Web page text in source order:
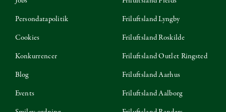
Persondatapolitik
Cookies
Konkurrencer
Blog
Events
Friluftsland Lyngby
Friluftsland Roskilde
Friluftsland Outlet Ringsted
Friluftsland Aarhus
Friluftsland Aalborg